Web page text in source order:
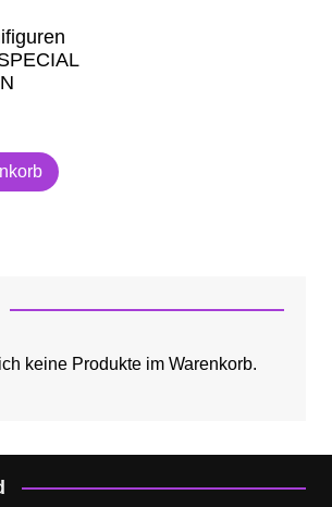
keine Produkte im Warenkorb.